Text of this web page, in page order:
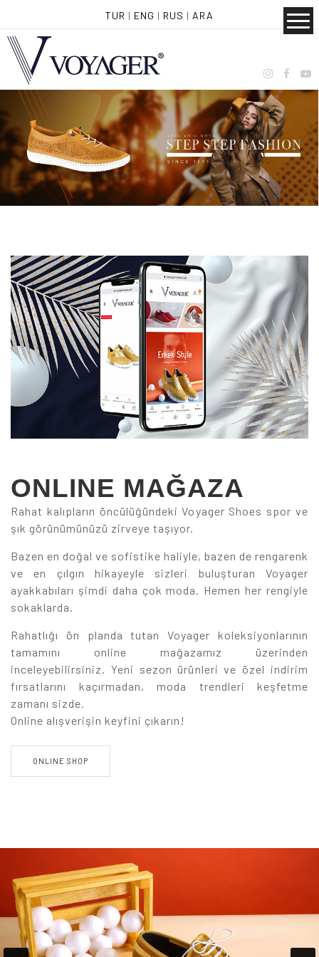
TUR | ENG | RUS | ARA
ONLINE MAĞAZA
Rahat kalıpların öncülüğündeki Voyager Shoes spor ve
şık görünümünüzü zirveye taşıyor.
Bazen en doğal ve sofistike haliyle, bazen de rengarenk
ve en çılgın hikayeyle sizleri buluşturan Voyager
ayakkabıları şimdi daha çok moda. Hemen her rengiyle
sokaklarda.
Rahatlığı ön planda tutan Voyager koleksiyonlarının
tamamını online mağazamız üzerinden
inceleyebilirsiniz. Yeni sezon ürünleri ve özel indirim
fırsatlarını kaçırmadan, moda trendleri keşfetme
zamanı sizde.
Online alışverişin keyfini çıkarın!
ONLINE SHOP